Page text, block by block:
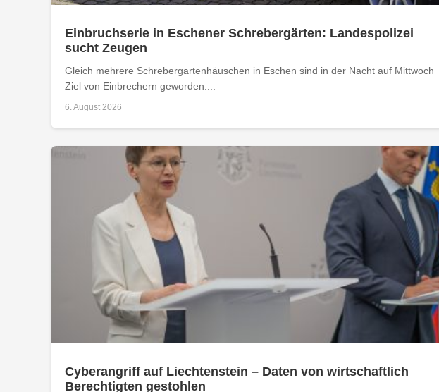
Einbruchserie in Eschener Schrebergärten: Landespolizei
sucht Zeugen
Gleich mehrere Schrebergartenhäuschen in Eschen sind in der Nacht auf Mittwoch
Ziel von Einbrechern geworden....
6. August 2026
Cyberangriff auf Liechtenstein – Daten von wirtschaftlich
Berechtigten gestohlen